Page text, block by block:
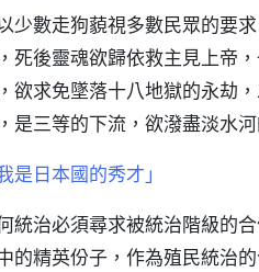
以少數走狗藐視多數民眾的要
死後靈魂欲歸依救主見上帝
欲求免墜落十八地獄的永劫
是三等的下流，欲潑盡淡水
我是日本國的秀才」
統治必須尋求被統治階級的
的精英份子，作為殖民統治